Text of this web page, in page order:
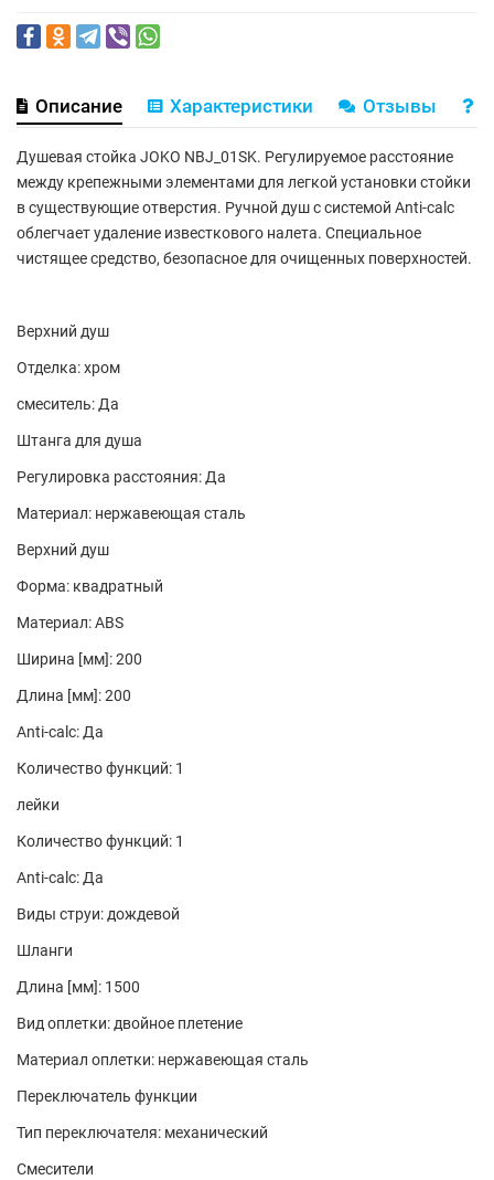
Описание Характеристики Отзывы
Душевая стойка JOKO NBJ_01SK. Регулируемое расстояние
между крепежными элементами для легкой установки стойки
в существующие отверстия. Ручной душ с системой Anti-calc
облегчает удаление известкового налета. Специальное
чистящее средство, безопасное для очищенных поверхностей.
Верхний душ
Отделка: хром
смеситель: Да
Штанга для душа
Регулировка расстояния: Да
Материал: нержавеющая сталь
Верхний душ
Форма: квадратный
Материал: ABS
Ширина [мм]: 200
Длина [мм]: 200
Anti-calc: Да
Количество функций: 1
лейки
Количество функций: 1
Anti-calc: Да
Виды струи: дождевой
Шланги
Длина [мм]: 1500
Вид оплетки: двойное плетение
Материал оплетки: нержавеющая сталь
Переключатель функции
Тип переключателя: механический
Смесители